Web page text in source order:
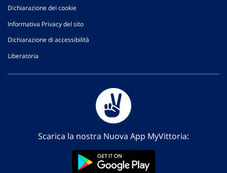
Dichiarazione dei cookie
Informativa Privacy del sito
Dichiarazione di accessibilità
Liberatoria
Scarica la nostra Nuova App MyVittoria: